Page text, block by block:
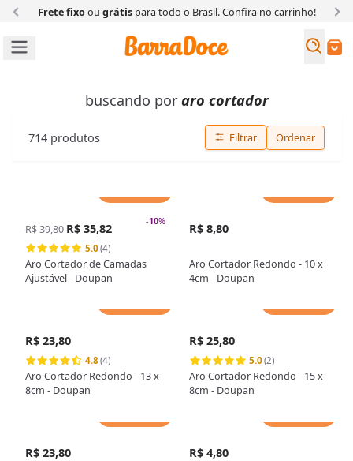
Frete fixoou grátispara todo o Brasil. Confira no carrinho!
Buscar
buscando poraro cortador
714 produtos Filtrar Ordenar
-10%
R$ 39,80 R$ 35,82
5.0(4)
Aro Cortador de Camadas
Ajustável - Doupan
R$ 8,80
Aro Cortador Redondo - 10 x
4cm - Doupan
R$ 23,80
4.8(4)
Aro Cortador Redondo - 13 x
8cm - Doupan
R$ 25,80
5.0(2)
Aro Cortador Redondo - 15 x
8cm - Doupan
R$ 23,80 R$ 4,80